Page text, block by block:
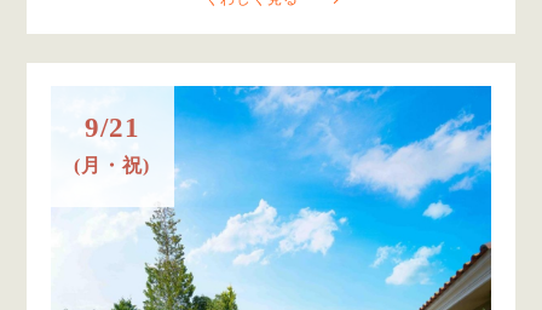
9/21
(月・祝)